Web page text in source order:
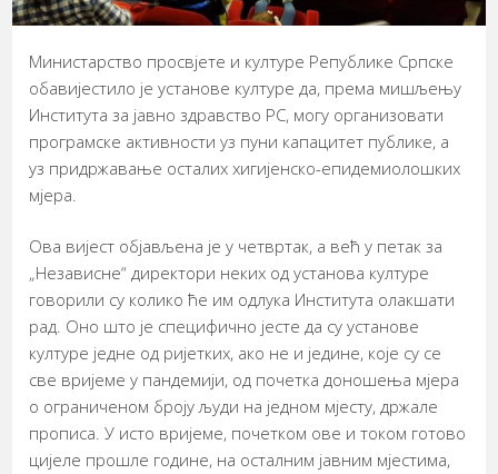
Министарство просвјете и културе Републике Српске
обавијестило је установе културе да, према мишљењу
Института за јавно здравство РС, могу организовати
програмске активности уз пуни капацитет публике, а
уз придржавање осталих хигијенско-епидемиолошких
мјера.
Ова вијест објављена је у четвртак, а већ у петак за
„Независне“ директори неких од установа културе
говорили су колико ће им одлука Института олакшати
рад. Оно што је специфично јесте да су установе
културе једне од ријетких, ако не и једине, које су се
све вријеме у пандемији, од почетка доношења мјера
о ограниченом броју људи на једном мјесту, држале
прописа. У исто вријеме, почетком ове и током готово
цијеле прошле године, на осталним јавним мјестима,